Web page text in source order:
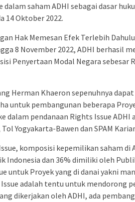
dalam saham ADHI sebagai dasar
14 Oktober 2022.
Hak Memesan Efek Terlebih
8 November 2022, ADHI berhasil
Penyertaan Modal Negara sebesar
Herman Khaeron sepenuhnya
untuk pembangunan beberapa
dalam pendanaan Rights Issue ADHI
Yogyakarta-Bawen dan SPAM
komposisi kepemilikan saham di
Indonesia dan 36% dimiliki oleh
untuk Proyek yang di danai yakni
adalah tentu untuk mendorong
dikerjakan oleh ADHI, ada